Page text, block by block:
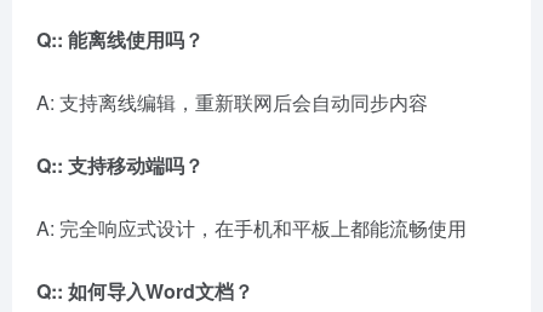
Q:: 能离线使用吗？
A: 支持离线编辑，重新联网后会自动同步内容
Q:: 支持移动端吗？
A: 完全响应式设计，在手机和平板上都能流畅使用
Q:: 如何导入Word文档？